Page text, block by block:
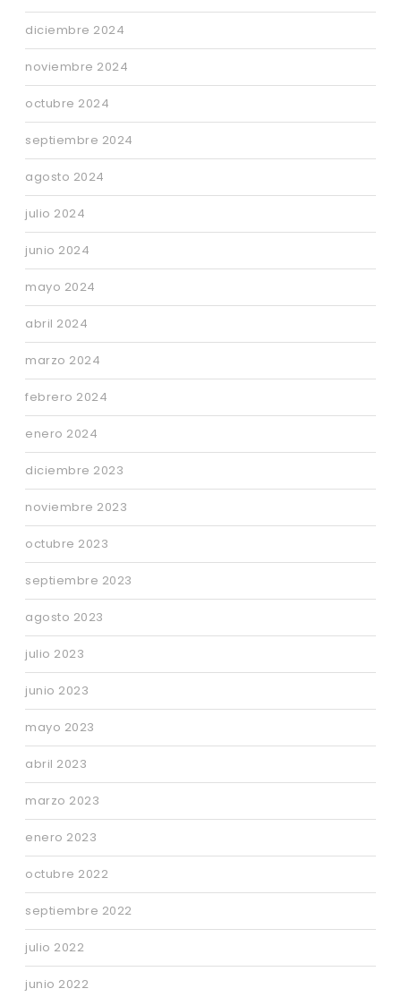
diciembre 2024
noviembre 2024
octubre 2024
septiembre 2024
agosto 2024
julio 2024
junio 2024
mayo 2024
abril 2024
marzo 2024
febrero 2024
enero 2024
diciembre 2023
noviembre 2023
octubre 2023
septiembre 2023
agosto 2023
julio 2023
junio 2023
mayo 2023
abril 2023
marzo 2023
enero 2023
octubre 2022
septiembre 2022
julio 2022
junio 2022